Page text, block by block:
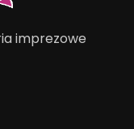
imprezowe